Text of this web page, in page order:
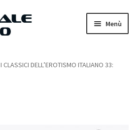
Menù
I CLASSICI DELL’EROTISMO ITALIANO 33: